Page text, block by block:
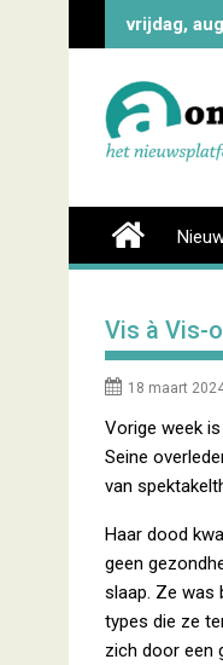
vrijdag,
Vis à Vis-
18 maart
Vorige week
Seine
van
Haar dood
geen
slaap. Ze was
types die ze
zich door een